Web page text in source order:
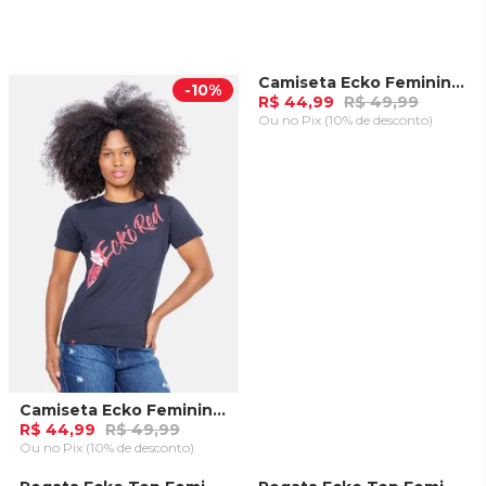
-10%
Camiseta Ecko Feminina Rado Preta
R$ 44,99 R$ 49,99
Ou no Pix (10% de desconto)
-10%Camiseta Ecko Feminina Rado Azul Claro
R$ 44,99 R$ 49,99
Ou no Pix (10% de desconto)